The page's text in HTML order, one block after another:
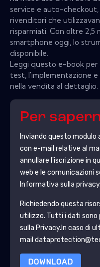
service e auto-checkout,
rivenditori che
risparmiati. Con oltre 2,5
smartphone oggi, lo
disponibile.
Leggi questo e-book per
test, l'implementazione
nella vendita al dettaglio.
Per
Inviando questo
con e-mail relative al
annullare l'iscrizione in
web e le comunicazioni
Informativa sulla privacy.
Richiedendo questa
utilizzo. Tutti i dati
sulla Privacy.In caso di
mail
DOWNLOAD